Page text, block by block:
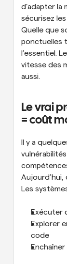
d’adapter
sécurisez
Quelle que
ponctuelles
l’essentiel.
vitesse des
aussi.
Le vrai
= coût
Il y a
Aujourd’hui,
Les
Exécuter
Explorer
code